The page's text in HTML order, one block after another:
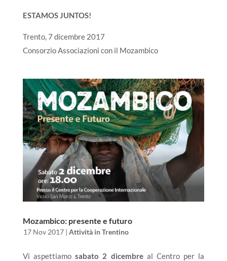
ESTAMOS JUNTOS!
Trento, 7 dicembre 2017
Consorzio Associazioni con il Mozambico
Mozambico: presente e futuro
17 Nov 2017| Attività in Trentino
Vi aspettiamosabato 2 dicembreal Centro per la